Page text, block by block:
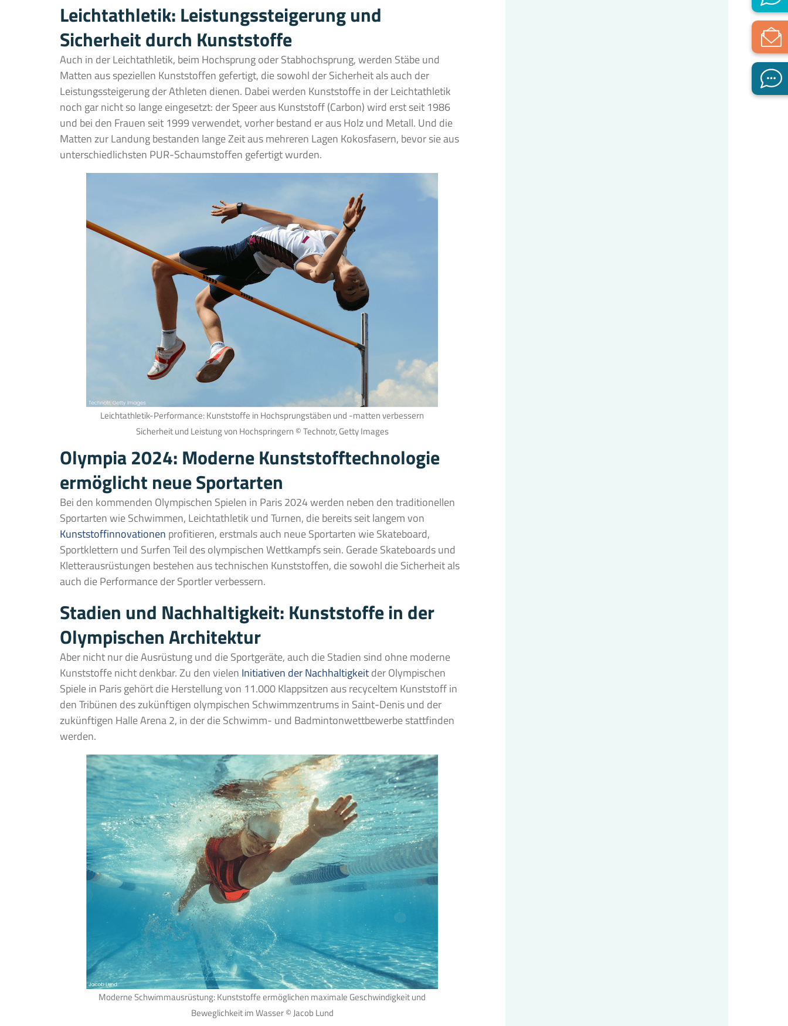
Leichtathletik: Leistungssteigerung und
Sicherheit durch Kunststoffe
Auch in der Leichtathletik, beim Hochsprung oder Stabhochsprung, werden Stäbe und
Matten aus speziellen Kunststoffen gefertigt, die sowohl der Sicherheit als auch der
Leistungssteigerung der Athleten dienen. Dabei werden Kunststoffe in der Leichtathletik
noch gar nicht so lange eingesetzt: der Speer aus Kunststoff (Carbon) wird erst seit 1986
und bei den Frauen seit 1999 verwendet, vorher bestand er aus Holz und Metall. Und die
Matten zur Landung bestanden lange Zeit aus mehreren Lagen Kokosfasern, bevor sie aus
unterschiedlichsten PUR-Schaumstoffen gefertigt wurden.
Leichtathletik-Performance: Kunststoffe in Hochsprungstäben und -matten verbessern
Sicherheit und Leistung von Hochspringern © Technotr, Getty Images
Olympia 2024: Moderne Kunststofftechnologie
ermöglicht neue Sportarten
Bei den kommenden Olympischen Spielen in Paris 2024 werden neben den traditionellen
Sportarten wie Schwimmen, Leichtathletik und Turnen, die bereits seit langem von
Kunststoffinnovationen profitieren, erstmals auch neue Sportarten wie Skateboard,
Sportklettern und Surfen Teil des olympischen Wettkampfs sein. Gerade Skateboards und
Kletterausrüstungen bestehen aus technischen Kunststoffen, die sowohl die Sicherheit als
auch die Performance der Sportler verbessern.
Stadien und Nachhaltigkeit: Kunststoffe in der
Olympischen Architektur
Aber nicht nur die Ausrüstung und die Sportgeräte, auch die Stadien sind ohne moderne
Kunststoffe nicht denkbar. Zu den vielen Initiativen der Nachhaltigkeitder Olympischen
Spiele in Paris gehört die Herstellung von 11.000 Klappsitzen aus recyceltem Kunststoff in
den Tribünen des zukünftigen olympischen Schwimmzentrums in Saint-Denis und der
zukünftigen Halle Arena 2, in der die Schwimm- und Badmintonwettbewerbe stattfinden
werden.
Moderne Schwimmausrüstung: Kunststoffe ermöglichen maximale Geschwindigkeit und
Beweglichkeit im Wasser © Jacob Lund